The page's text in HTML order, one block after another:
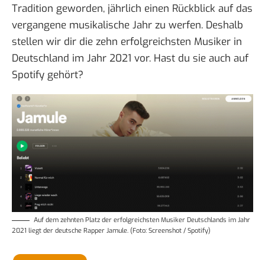
Tradition geworden, jährlich einen Rückblick auf das
vergangene musikalische Jahr zu werfen. Deshalb
stellen wir dir die zehn erfolgreichsten Musiker in
Deutschland im Jahr 2021 vor. Hast du sie auch auf
Spotify gehört?
Auf dem zehnten Platz der erfolgreichsten Musiker Deutschlands im Jahr
2021 liegt der deutsche Rapper Jamule. (Foto: Screenshot / Spotify)